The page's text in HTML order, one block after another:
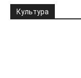
Культура